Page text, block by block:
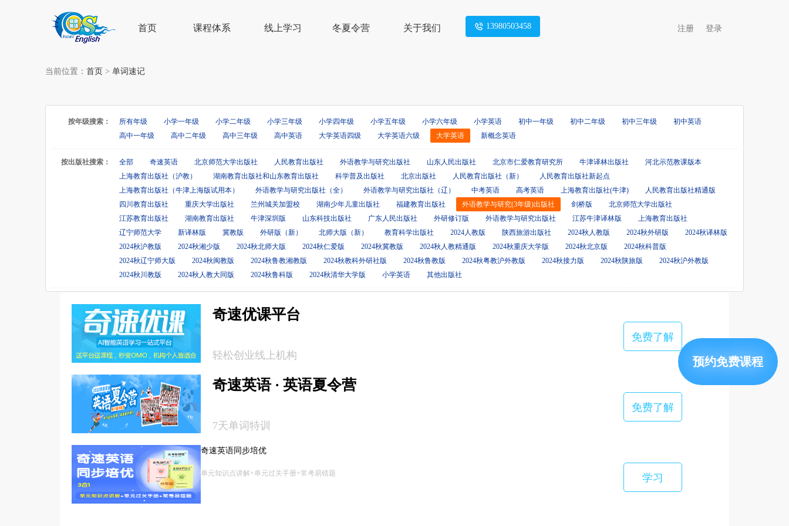
首页 课程体系 线上学习 冬夏令营 关于我们 13980503458 注册 登录
预约免费课程
当前位置： 首页 > 单词速记
按年级搜索： 所有年级 小学一年级 小学二年级 小学三年级 小学四年级 小学五年级 小学六年级 小学英语 初中一年级 初中二年级 初中三年级
初中英语
高中一年级
高中二年级 高中三年级 高中英语 大学英语四级 大学英语六级 大学英语 新概念英语
按出版社搜索： 全部 奇速英语 北京师范大学出版社 人民教育出版社 外语教学与研究出版社 山东人民出版社 北京市仁爱教育研究所 牛津译林出版社
河北示范教课版本
上海教育出版社（沪教）
湖南教育出版社和山东教育出版社 科学普及出版社 北京出版社 人民教育出版社（新）
人民教育出版社新起点
上海教育出版社（牛津上海版试用本）
外语教学与研究出版社（全） 外语教学与研究出版社（辽） 中考英语 高考英语 上海教育出版社(牛津)
人民教育出版社精通版
四川教育出版社
重庆大学出版社 兰州城关加盟校 湖南少年儿童出版社 福建教育出版社 外语教学与研究(3年级)出版社 剑桥版
北京师范大学出版社
江苏教育出版社
湖南教育出版社 牛津深圳版 山东科技出版社 广东人民出版社 外研修订版 外语教学与研究出版社 江苏牛津译林版
上海教育出版社
辽宁师范大学
新译林版 冀教版 外研版（新） 北师大版（新） 教育科学出版社 2024人教版 陕西旅游出版社 2024秋人教版 2024秋外研版
2024秋译林版
2024秋沪教版
2024秋湘少版 2024秋北师大版 2024秋仁爱版 2024秋冀教版 2024秋人教精通版 2024秋重庆大学版 2024秋北京版
2024秋科普版
2024秋辽宁师大版
2024秋闽教版 2024秋鲁教湘教版 2024秋教科外研社版 2024秋鲁教版 2024秋粤教沪外教版 2024秋接力版 2024秋陕旅版
2024秋沪外教版
2024秋川教版
2024秋人教大同版 2024秋鲁科版 2024秋清华大学版 小学英语 其他出版社
奇速优课平台
轻松创业线上机构
免费了解
奇速英语 · 英语夏令营
7天单词特训
免费了解
奇速英语同步培优
单元知识点讲解+单元过关手册+常考易错题 学习